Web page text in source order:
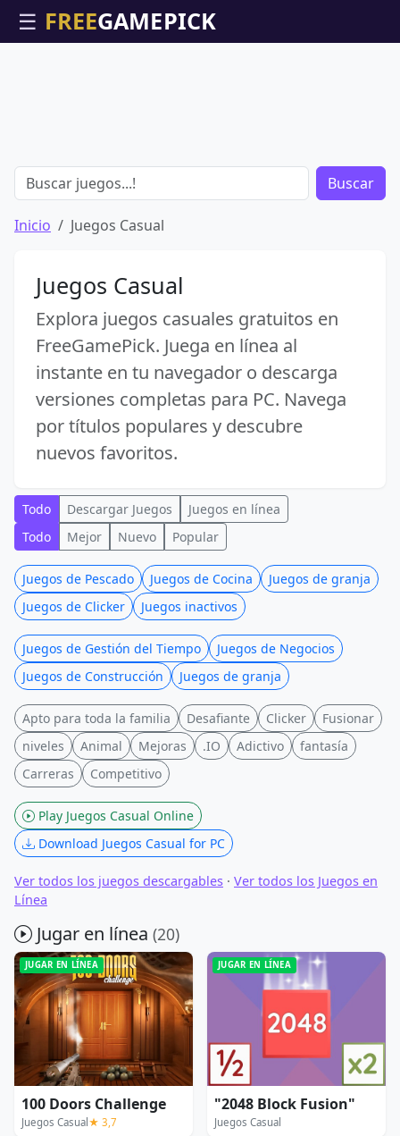
☰
Buscar
Inicio Juegos Casual
Juegos Casual
Explora juegos casuales gratuitos en
FreeGamePick. Juega en línea al
instante en tu navegador o descarga
versiones completas para PC. Navega
por títulos populares y descubre
nuevos favoritos.
Todo Descargar Juegos
Juegos en línea
Todo
Mejor Nuevo Popular
Juegos de Pescado Juegos de Cocina
Juegos de granja
Juegos de Clicker
Juegos inactivos
Juegos de Gestión del Tiempo
Juegos de Negocios
Juegos de Construcción
Juegos de granja
Apto para toda la familia Desafiante Clicker
Fusionar
niveles
Animal Mejoras .IO Adictivo
fantasía
Carreras
Competitivo
Play Juegos Casual Online
Download Juegos Casual for PC
Ver todos los juegos descargables · Ver todos los Juegos en
Línea
Jugar en línea (20)
JUGAR EN LÍNEA
100 Doors Challenge
Juegos Casual ★ 3,7
JUGAR EN LÍNEA
"2048 Block Fusion"
Juegos Casual